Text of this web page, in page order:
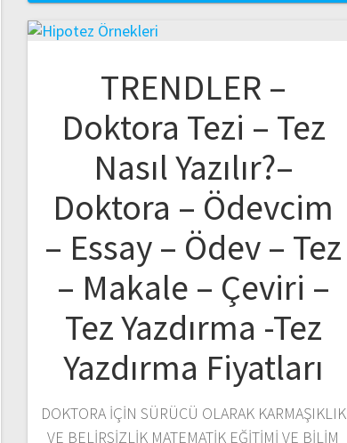
TRENDLER –
Doktora Tezi – Tez
Nasıl Yazılır?–
Doktora – Ödevcim
– Essay – Ödev – Tez
– Makale – Çeviri –
Tez Yazdırma -Tez
Yazdırma Fiyatları
DOKTORA İÇİN SÜRÜCÜ OLARAK KARMAŞIKLIK
VE BELİRSİZLİK MATEMATİK EĞİTİMİ VE BİLİM